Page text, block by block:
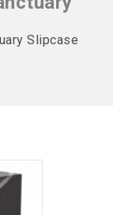
Slipcase